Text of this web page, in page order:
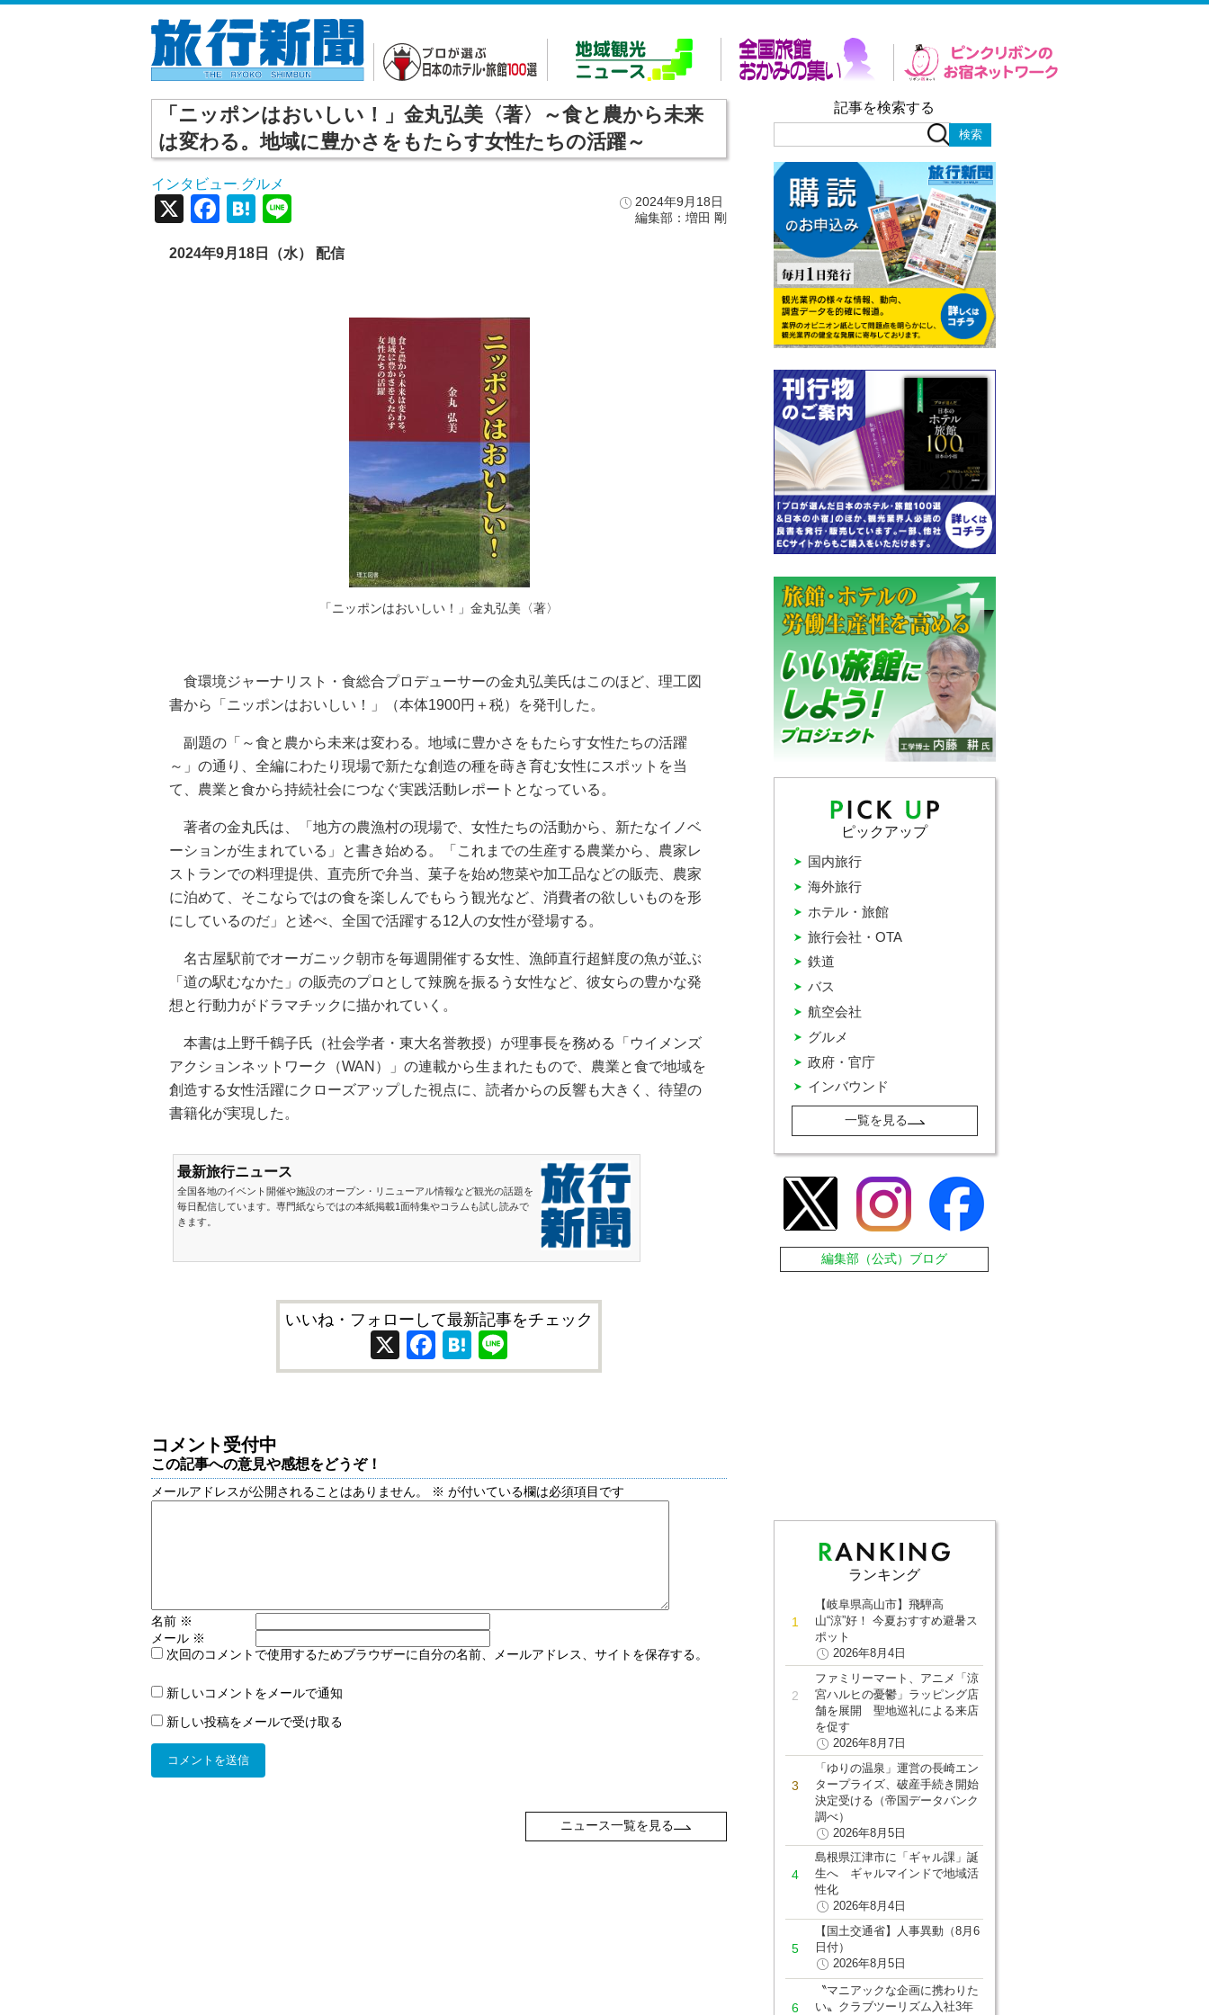
「ニッポンはおいしい！」金丸弘美〈著〉～食と農から未来
は変わる。地域に豊かさをもたらす女性たちの活躍～
インタビュー グルメ
2024年9月18日
編集部：増田 剛
X Facebook
Hatena
2024年9月18日（水） 配信
「ニッポンはおいしい！」金丸弘美〈著〉
食環境ジャーナリスト・食総合プロデューサーの金丸弘美氏はこのほど、理工図
書から「ニッポンはおいしい！」（本体1900円＋税）を発刊した。
副題の「～食と農から未来は変わる。地域に豊かさをもたらす女性たちの活躍
～」の通り、全編にわたり現場で新たな創造の種を蒔き育む女性にスポットを当
て、農業と食から持続社会につなぐ実践活動レポートとなっている。
著者の金丸氏は、「地方の農漁村の現場で、女性たちの活動から、新たなイノベ
ーションが生まれている」と書き始める。「これまでの生産する農業から、農家レ
ストランでの料理提供、直売所で弁当、菓子を始め惣菜や加工品などの販売、農家
に泊めて、そこならではの食を楽しんでもらう観光など、消費者の欲しいものを形
にしているのだ」と述べ、全国で活躍する12人の女性が登場する。
名古屋駅前でオーガニック朝市を毎週開催する女性、漁師直行超鮮度の魚が並ぶ
「道の駅むなかた」の販売のプロとして辣腕を振るう女性など、彼女らの豊かな発
想と行動力がドラマチックに描かれていく。
本書は上野千鶴子氏（社会学者・東大名誉教授）が理事長を務める「ウイメンズ
アクションネットワーク（WAN）」の連載から生まれたもので、農業と食で地域を
創造する女性活躍にクローズアップした視点に、読者からの反響も大きく、待望の
書籍化が実現した。
最新旅行ニュース
全国各地のイベント開催や施設のオープン・リニューアル情報など観光の話題を
毎日配信しています。専門紙ならではの本紙掲載1面特集やコラムも試し読みで
きます。
いいね・フォローして最新記事をチェック
X Facebook
Hatena
コメント受付中
この記事への意見や感想をどうぞ！
メールアドレスが公開されることはありません。 ※ が付いている欄は必須項目です
名前 ※
メール ※
次回のコメントで使用するためブラウザーに自分の名前、メールアドレス、サイトを保存する。
新しいコメントをメールで通知
新しい投稿をメールで受け取る
ニュース一覧を見る
記事を検索する
ピックアップ
インバウンド
グルメ
バス
ホテル・旅館
国内旅行
政府・官庁
旅行会社・OTA
海外旅行
航空会社
鉄道
一覧を見る
編集部（公式）ブログ
ランキング
【岐阜県高山市】飛騨高
山“涼”好！ 今夏おすすめ避暑ス
ポット
2026年8月4日
ファミリーマート、アニメ「涼
宮ハルヒの憂鬱」ラッピング店
舗を展開 聖地巡礼による来店
を促す
2026年8月7日
「ゆりの温泉」運営の長崎エン
タープライズ、破産手続き開始
決定受ける（帝国データバンク
調べ）
2026年8月5日
島根県江津市に「ギャル課」誕
生へ ギャルマインドで地域活
性化
2026年8月4日
【国土交通省】人事異動（8月6
日付）
2026年8月5日
〝マニアックな企画に携わりた
い〟クラブツーリズム入社3年